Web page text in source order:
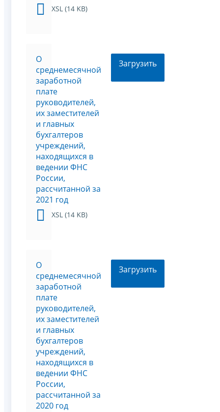
XSL (14 KB)
О
среднемесячной
заработной
плате
руководителей,
их заместителей
и главных
бухгалтеров
учреждений,
находящихся в
ведении ФНС
России,
рассчитанной за
2021 год
XSL (14 KB)
Загрузить
О
среднемесячной
заработной
плате
руководителей,
их заместителей
и главных
бухгалтеров
учреждений,
находящихся в
ведении ФНС
России,
рассчитанной за
2020 год
Загрузить